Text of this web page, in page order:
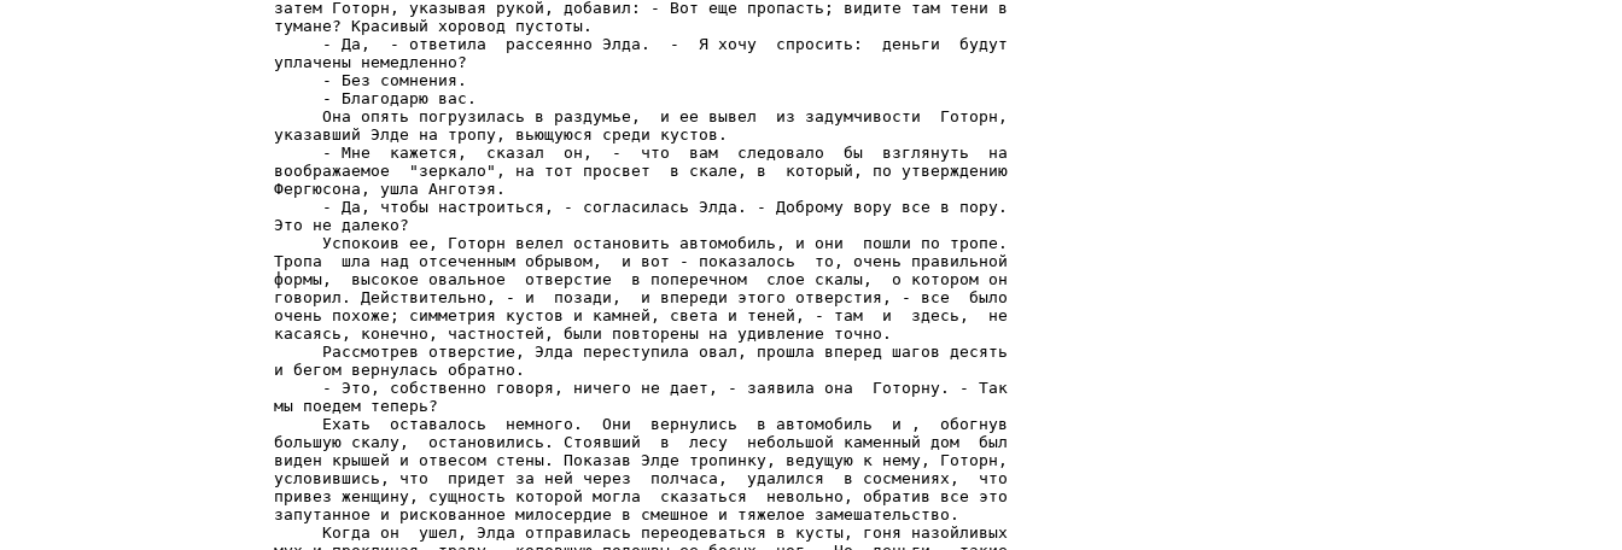
затем Готорн, указывая рукой, добавил: - Вот еще пропасть; видите там тени в
тумане? Красивый хоровод пустоты.
     - Да,  - ответила  рассеянно Элда.  -  Я хочу  спросить:  деньги  будут
уплачены немедленно?
     - Без сомнения.
     - Благодарю вас.
     Она опять погрузилась в раздумье,  и ее вывел  из задумчивости  Готорн,
указавший Элде на тропу, вьющуюся среди кустов.
     - Мне  кажется,  сказал  он,  -  что  вам  следовало  бы  взглянуть  на
воображаемое  "зеркало", на тот просвет  в скале, в  который, по утверждению
Фергюсона, ушла Анготэя.
     - Да, чтобы настроиться, - согласилась Элда. - Доброму вору все в пору.
Это не далеко?
     Успокоив ее, Готорн велел остановить автомобиль, и они  пошли по тропе.
Тропа  шла над отсеченным обрывом,  и вот - показалось  то, очень правильной
формы,  высокое овальное  отверстие  в поперечном  слое скалы,  о котором он
говорил. Действительно, - и  позади,  и впереди этого отверстия, - все  было
очень похоже; симметрия кустов и камней, света и теней, - там  и  здесь,  не
касаясь, конечно, частностей, были повторены на удивление точно.
     Рассмотрев отверстие, Элда переступила овал, прошла вперед шагов десять
и бегом вернулась обратно.
     - Это, собственно говоря, ничего не дает, - заявила она  Готорну. - Так
мы поедем теперь?
     Ехать  оставалось  немного.  Они  вернулись  в автомобиль  и ,  обогнув
большую скалу,  остановились. Стоявший  в  лесу  небольшой каменный дом  был
виден крышей и отвесом стены. Показав Элде тропинку, ведущую к нему, Готорн,
условившись, что  придет за ней через  полчаса,  удалился  в сосмениях,  что
привез женщину, сущность которой могла  сказаться  невольно, обратив все это
запутанное и рискованное милосердие в смешное и тяжелое замешательство.
     Когда он  ушел, Элда отправилась переодеваться в кусты, гоня назойливых